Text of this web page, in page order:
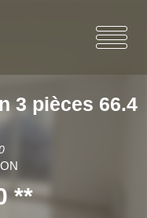
3 pièces 66.4
**